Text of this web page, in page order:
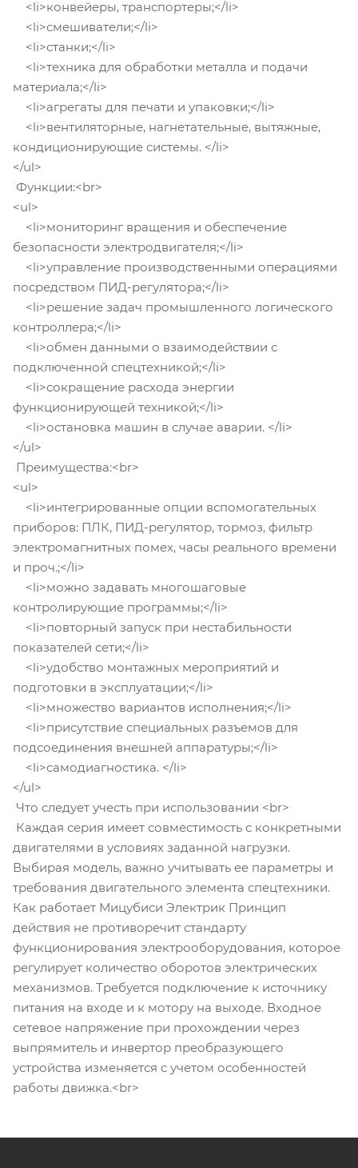
<li>конвейеры, транспортеры;</li>
<li>смешиватели;</li>
<li>станки;</li>
<li>техника для обработки металла и подачи
материала;</li>
<li>агрегаты для печати и упаковки;</li>
<li>вентиляторные, нагнетательные, вытяжные,
кондиционирующие системы. </li>
</ul>
Функции:<br>
<ul>
<li>мониторинг вращения и обеспечение
безопасности электродвигателя;</li>
<li>управление производственными операциями
посредством ПИД-регулятора;</li>
<li>решение задач промышленного логического
контроллера;</li>
<li>обмен данными о взаимодействии с
подключенной спецтехникой;</li>
<li>сокращение расхода энергии
функционирующей техникой;</li>
<li>остановка машин в случае аварии. </li>
</ul>
Преимущества:<br>
<ul>
<li>интегрированные опции вспомогательных
приборов: ПЛК, ПИД-регулятор, тормоз, фильтр
электромагнитных помех, часы реального времени
и проч.;</li>
<li>можно задавать многошаговые
контролирующие программы;</li>
<li>повторный запуск при нестабильности
показателей сети;</li>
<li>удобство монтажных мероприятий и
подготовки в эксплуатации;</li>
<li>множество вариантов исполнения;</li>
<li>присутствие специальных разъемов для
подсоединения внешней аппаратуры;</li>
<li>самодиагностика. </li>
</ul>
Что следует учесть при использовании <br>
Каждая серия имеет совместимость с конкретными
двигателями в условиях заданной нагрузки.
Выбирая модель, важно учитывать ее параметры и
требования двигательного элемента спецтехники.
Как работает Мицубиси Электрик Принцип
действия не противоречит стандарту
функционирования электрооборудования, которое
регулирует количество оборотов электрических
механизмов. Требуется подключение к источнику
питания на входе и к мотору на выходе. Входное
сетевое напряжение при прохождении через
выпрямитель и инвертор преобразующего
устройства изменяется с учетом особенностей
работы движка.<br>